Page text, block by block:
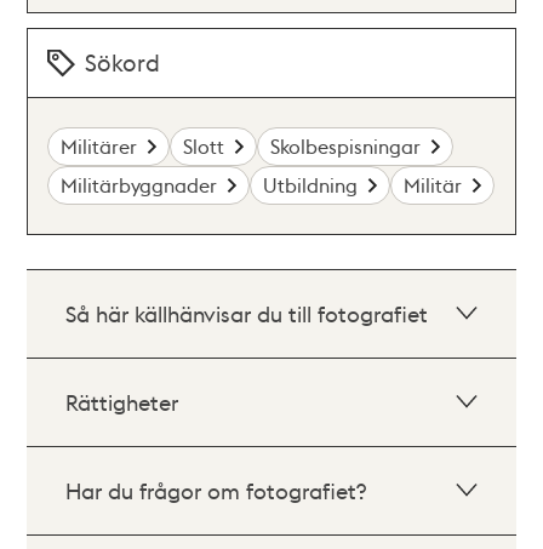
Sökord
Militärer Slott
Skolbespisningar
Militärbyggnader
Utbildning Militär
Så här källhänvisar du till fotografiet
Rättigheter
Har du frågor om fotografiet?